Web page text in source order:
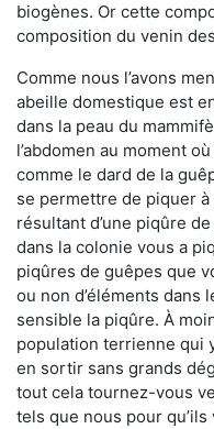
biogènes. Or cette
composition du venin
Comme nous l’avons
abeille domestique est
dans la peau du
l’abdomen au moment
comme le dard de la
se permettre de piquer
résultant d’une piqûre
dans la colonie vous a
piqûres de guêpes que
ou non d’éléments dans
sensible la piqûre. À
population terrienne qui
en sortir sans grands
tout cela tournez-vous
tels que nous pour qu’ils